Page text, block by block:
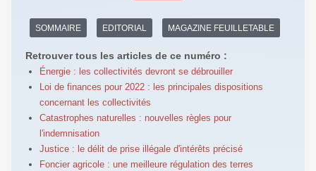
SOMMAIRE EDITORIAL MAGAZINE FEUILLETABLE
Retrouver tous les articles de ce numéro :
Énergie : les collectivités devront se débrouiller
Loi de finances pour 2022 : les principales dispositions
concernant les collectivités
Catastrophes naturelles : nouvelles règles pour
l'indemnisation
Justice : le délit de prise illégale d'intérêts précisé
Foncier agricole : une meilleure régulation des terres